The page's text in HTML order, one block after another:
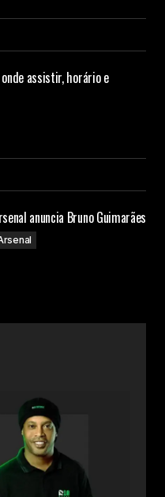
onde assistir, horário e
anuncia Bruno Guimarães